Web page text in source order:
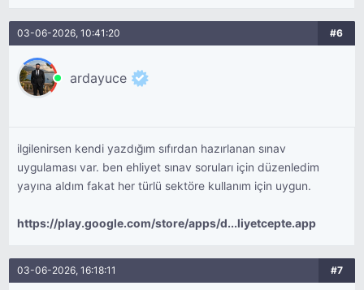
03-06-2026, 10:41:20 #6
ardayuce
ilgilenirsen kendi yazdığım sıfırdan hazırlanan sınav
uygulaması var. ben ehliyet sınav soruları için düzenledim
yayına aldım fakat her türlü sektöre kullanım için uygun.
https://play.google.com/store/apps/d...liyetcepte.app
03-06-2026, 16:18:11 #7